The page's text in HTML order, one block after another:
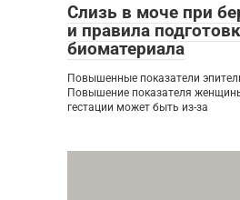
Слизь в моче при
и правила
биоматериала
Повышенные показатели
Повышение показателя
гестации может быть из-за